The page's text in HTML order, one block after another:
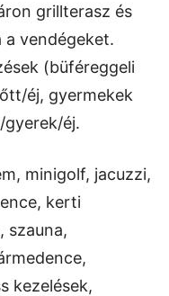
grillterasz és
a vendégeket.
(büféreggeli
éj, gyermekek
gyerek/éj.
minigolf, jacuzzi,
kerti
szauna,
kezelések,